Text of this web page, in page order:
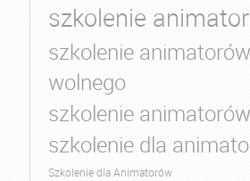
szkolenie
szkolenie
wolnego
szkolenie
szkolenie dla
Szkolenie dla Animatorów